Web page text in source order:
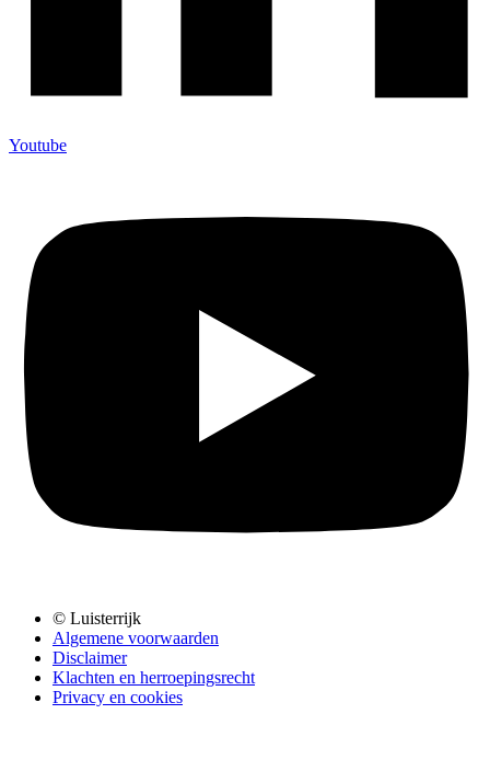
Youtube
© Luisterrijk
Algemene voorwaarden
Disclaimer
Klachten en herroepingsrecht
Privacy en cookies